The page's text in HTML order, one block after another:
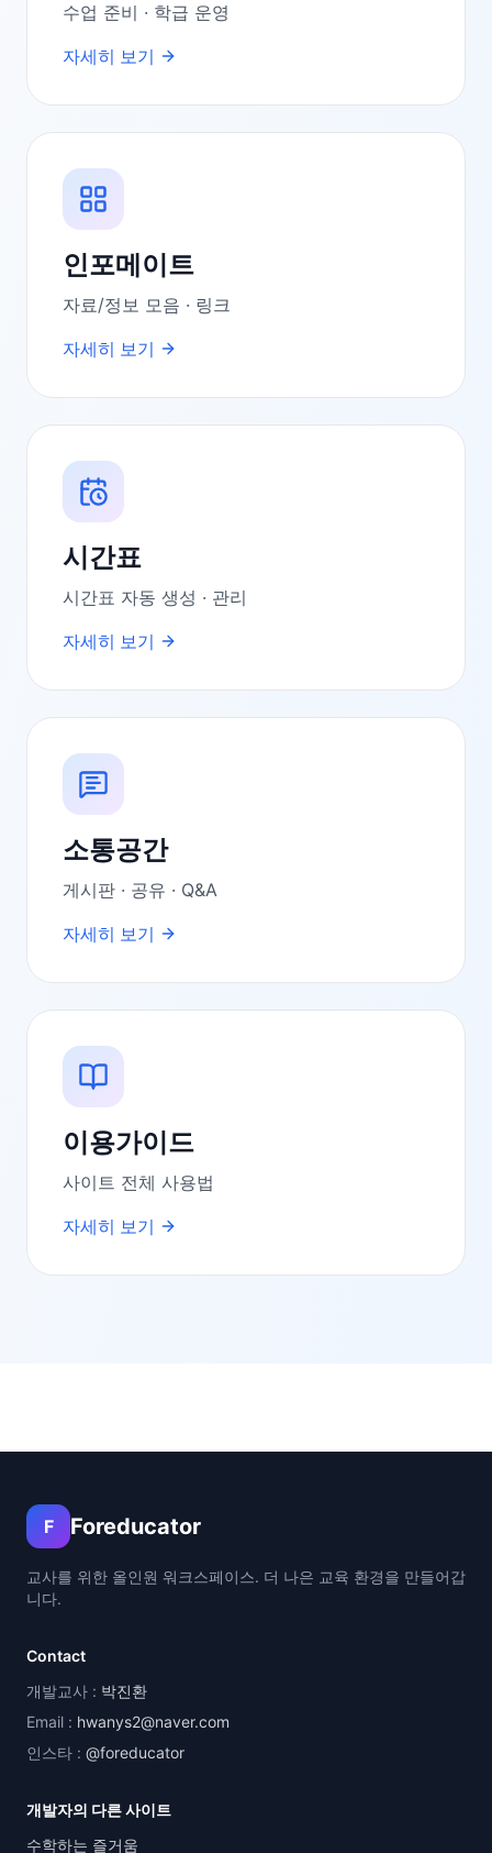
수업 준비 · 학급 운영
자세히 보기
인포메이트
자료/정보 모음 · 링크
자세히 보기
시간표
시간표 자동 생성 · 관리
자세히 보기
소통공간
게시판 · 공유 · Q&A
자세히 보기
이용가이드
사이트 전체 사용법
자세히 보기
F Foreducator
교사를 위한 올인원 워크스페이스. 더 나은 교육 환경을 만들어갑
니다.
Contact
개발교사 : 박진환
Email : hwanys2@naver.com
인스타 : @foreducator
개발자의 다른 사이트
수학하는 즐거움